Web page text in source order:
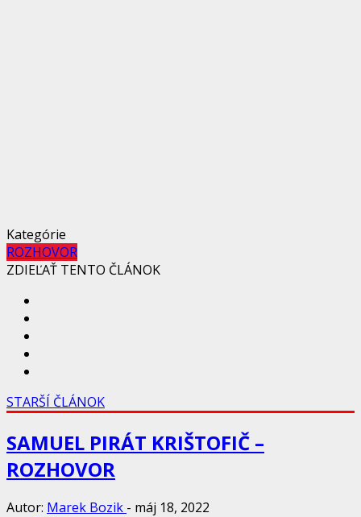
Kategórie
ROZHOVOR
ZDIEĽAŤ TENTO ČLÁNOK
STARŠÍ ČLÁNOK
SAMUEL PIRÁT KRIŠTOFIČ –
ROZHOVOR
Autor: Marek Bozik - máj 18, 2022